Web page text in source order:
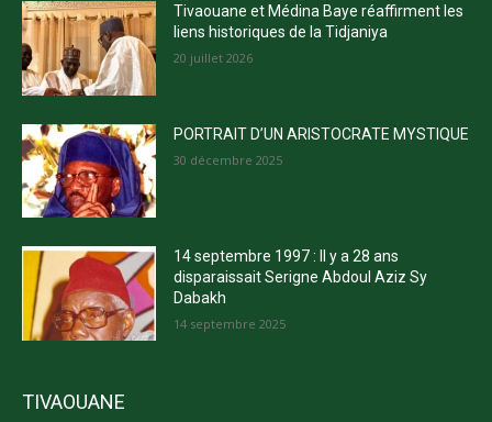
Tivaouane et Médina Baye réaffirment les
liens historiques de la Tidjaniya
20 juillet 2026
PORTRAIT D’UN ARISTOCRATE MYSTIQUE
30 décembre 2025
14 septembre 1997 : Il y a 28 ans
disparaissait Serigne Abdoul Aziz Sy
Dabakh
14 septembre 2025
TIVAOUANE